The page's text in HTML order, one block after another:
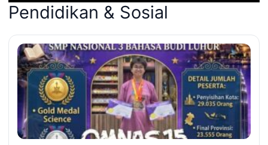
Pendidikan & Sosial